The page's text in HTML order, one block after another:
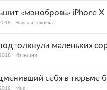
«монобровь» iPhone X
Наука и техника
маленьких
Из жизни
себя в тюрьме
Мир